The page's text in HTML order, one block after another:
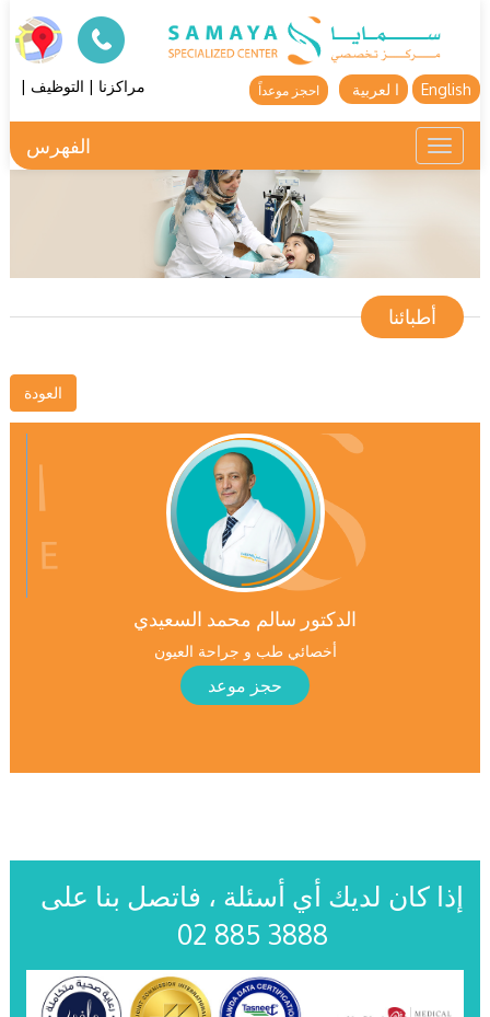
English ا لعربية احجز موعداً مراكزنا|التوظيف |
Toggle
navigation
الفهرس
أطبائنا
العودة
الدكتور سالم محمد السعيدي
أخصائي طب و جراحة العيون
حجز موعد
إذا كان لديك أي أسئلة ، فاتصل بنا على
02 885 3888